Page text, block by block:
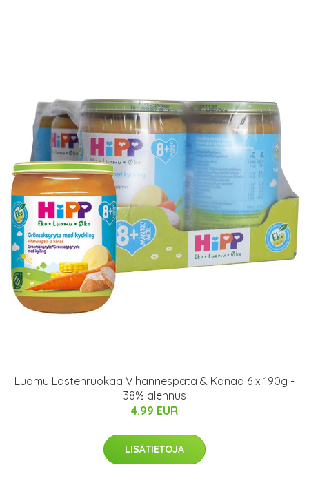
Luomu Lastenruokaa Vihannespata & Kanaa 6 x 190g -
38% alennus
4.99 EUR
LISÄTIETOJA